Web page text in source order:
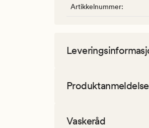
Artikkelnummer:
Vaskeråd